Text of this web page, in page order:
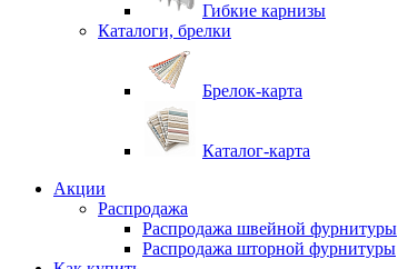
Гибкие карнизы
Каталоги, брелки
Брелок-карта
Каталог-карта
Акции
Распродажа
Распродажа швейной фурнитуры
Распродажа шторной фурнитуры